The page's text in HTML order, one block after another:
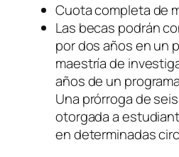
Cuota completa de
Las becas podrán
por dos años en un
maestría de
años de un
Una prórroga de
otorgada a
en determinadas